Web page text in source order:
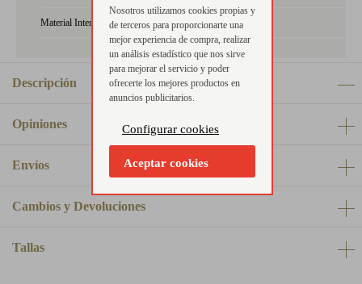
Material Interior: piel
Descripción
Opiniones
Envíos
Cambios y Devoluciones
Tallas
Nosotros utilizamos cookies propias y
de terceros para proporcionarte una
mejor experiencia de compra, realizar
un análisis estadístico que nos sirve
para mejorar el servicio y poder
ofrecerte los mejores productos en
anuncios publicitarios.
Configurar cookies
Aceptar cookies